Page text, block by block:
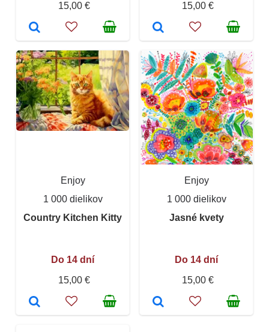
15,00 €
15,00 €
Enjoy
1 000 dielikov
Country Kitchen Kitty
Do 14 dní
15,00 €
Enjoy
1 000 dielikov
Jasné kvety
Do 14 dní
15,00 €